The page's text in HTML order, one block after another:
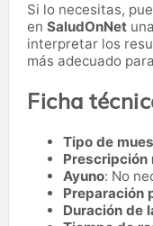
Si lo necesitas,
en SaludOnNet
interpretar los
más adecuado
Ficha
Tipo de
Prescripción
Ayuno: No
Preparación
Duración de